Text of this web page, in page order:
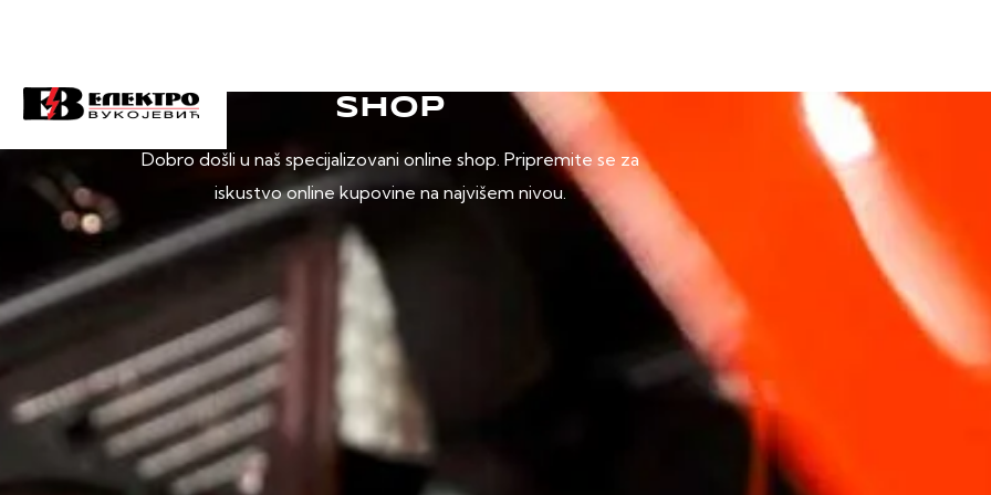
SHOP
Dobro došli u naš specijalizovani online shop. Pripremite se za
iskustvo online kupovine na najvišem nivou.